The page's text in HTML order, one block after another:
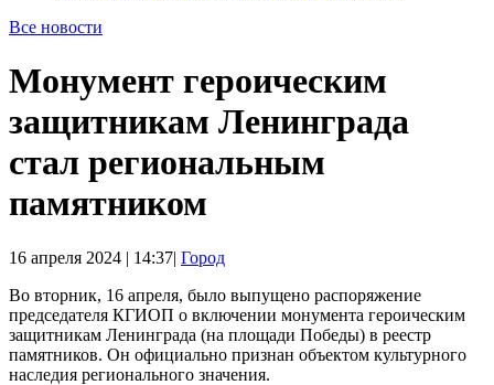
Все новости
Монумент героическим
защитникам Ленинграда
стал региональным
памятником
16 апреля 2024 | 14:37| Город
Во вторник, 16 апреля, было выпущено распоряжение
председателя КГИОП о включении монумента героическим
защитникам Ленинграда (на площади Победы) в реестр
памятников. Он официально признан объектом культурного
наследия регионального значения.